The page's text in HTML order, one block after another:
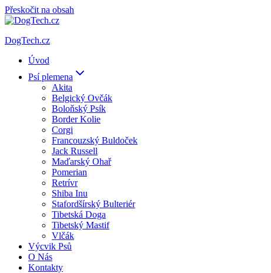
Přeskočit na obsah
DogTech.cz
Úvod
Psí plemena
Akita
Belgický Ovčák
Boloňský Psík
Border Kolie
Corgi
Francouzský Buldoček
Jack Russell
Maďarský Ohař
Pomerian
Retrívr
Shiba Inu
Stafordšírský Bulteriér
Tibetská Doga
Tibetský Mastif
Vlčák
Výcvik Psů
O Nás
Kontakty